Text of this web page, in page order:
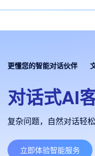
更懂您的智能对话伙伴
对话式AI
复杂问题，自然对话轻
立即体验智能服务